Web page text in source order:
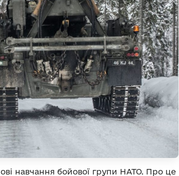
навчання бойової групи НАТО. Про це